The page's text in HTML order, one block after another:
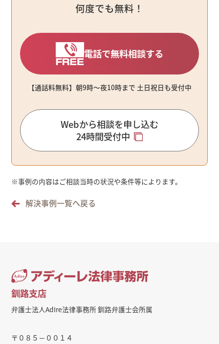
何度でも無料！
電話で無料相談する
【通話料無料】朝9時〜夜10時まで ⼟⽇祝⽇も受付中
Webから相談を申し込む
24時間受付中
※事例の内容はご相談当時の状況や条件等によります。
解決事例一覧へ戻る
釧路支店
弁護士法人AdIre法律事務所 釧路弁護士会所属
〒０８５－００１４